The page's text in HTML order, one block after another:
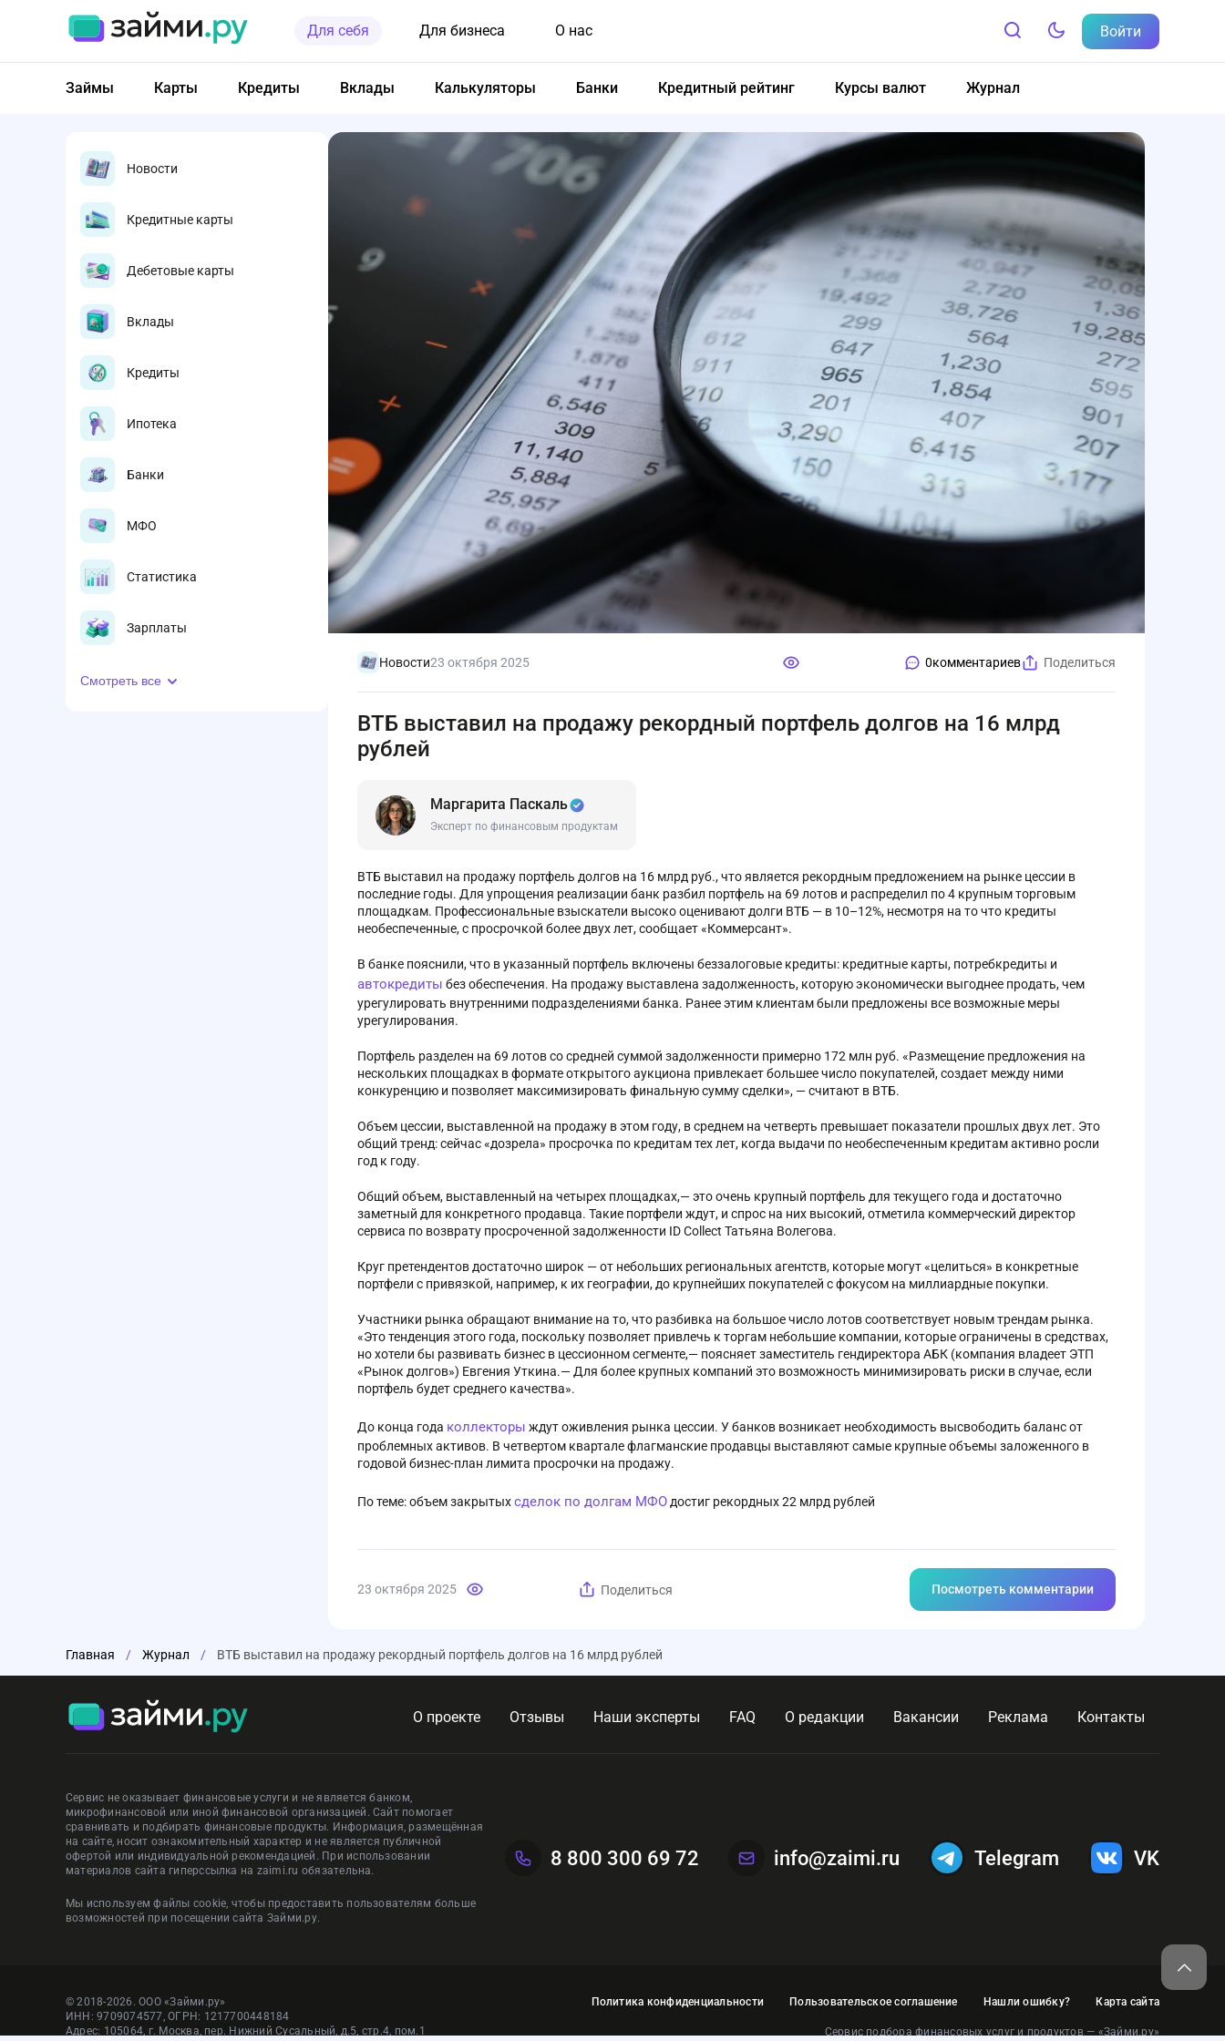
Для себя Для бизнеса О нас Войти
Займы Карты Кредиты Вклады Калькуляторы Банки Кредитный рейтинг Курсы валют Журнал
Новости
Кредитные карты
Дебетовые карты
Вклады
Кредиты
Ипотека
Банки
МФО
Статистика
Зарплаты
Смотреть все
Новости23 октября 2025 0комментариев Поделиться
ВТБ выставил на продажу рекордный портфель долгов на 16 млрд
рублей
Маргарита Паскаль
Эксперт по финансовым продуктам
ВТБ выставил на продажу портфель долгов на 16 млрд руб., что является рекордным предложением на рынке цессии в
последние годы. Для упрощения реализации банк разбил портфель на 69 лотов и распределил по 4 крупным торговым
площадкам. Профессиональные взыскатели высоко оценивают долги ВТБ — в 10–12%, несмотря на то что кредиты
необеспеченные, с просрочкой более двух лет, сообщает «Коммерсант».
В банке пояснили, что в указанный портфель включены беззалоговые кредиты: кредитные карты, потребкредиты и
автокредиты без обеспечения. На продажу выставлена задолженность, которую экономически выгоднее продать, чем
урегулировать внутренними подразделениями банка. Ранее этим клиентам были предложены все возможные меры
урегулирования.
Портфель разделен на 69 лотов со средней суммой задолженности примерно 172 млн руб. «Размещение предложения на
нескольких площадках в формате открытого аукциона привлекает большее число покупателей, создает между ними
конкуренцию и позволяет максимизировать финальную сумму сделки», — считают в ВТБ.
Объем цессии, выставленной на продажу в этом году, в среднем на четверть превышает показатели прошлых двух лет. Это
общий тренд: сейчас «дозрела» просрочка по кредитам тех лет, когда выдачи по необеспеченным кредитам активно росли
год к году.
Общий объем, выставленный на четырех площадках,— это очень крупный портфель для текущего года и достаточно
заметный для конкретного продавца. Такие портфели ждут, и спрос на них высокий, отметила коммерческий директор
сервиса по возврату просроченной задолженности ID Collect Татьяна Волегова.
Круг претендентов достаточно широк — от небольших региональных агентств, которые могут «целиться» в конкретные
портфели с привязкой, например, к их географии, до крупнейших покупателей с фокусом на миллиардные покупки.
Участники рынка обращают внимание на то, что разбивка на большое число лотов соответствует новым трендам рынка.
«Это тенденция этого года, поскольку позволяет привлечь к торгам небольшие компании, которые ограничены в средствах,
но хотели бы развивать бизнес в цессионном сегменте,— поясняет заместитель гендиректора АБК (компания владеет ЭТП
«Рынок долгов») Евгения Уткина.— Для более крупных компаний это возможность минимизировать риски в случае, если
портфель будет среднего качества».
До конца года коллекторы ждут оживления рынка цессии. У банков возникает необходимость высвободить баланс от
проблемных активов. В четвертом квартале флагманские продавцы выставляют самые крупные объемы заложенного в
годовой бизнес-план лимита просрочки на продажу.
По теме: объем закрытыхсделок по долгам МФО достиг рекордных 22 млрд рублей
23 октября 2025 Поделиться Посмотреть комментарии
Главная / Журнал / ВТБ выставил на продажу рекордный портфель долгов на 16 млрд рублей
О проекте Отзывы Наши эксперты FAQ О редакции Вакансии Реклама Контакты
Сервис не оказывает финансовые услуги и не является банком,
микрофинансовой или иной финансовой организацией. Сайт помогает
сравнивать и подбирать финансовые продукты. Информация, размещённая
на сайте, носит ознакомительный характер и не является публичной
офертой или индивидуальной рекомендацией. При использовании
материалов сайта гиперссылка на zaimi.ru обязательна.
Мы используем файлы cookie, чтобы предоставить пользователям больше
возможностей при посещении сайта Займи.ру.
8 800 300 69 72 info@zaimi.ru Telegram VK
© 2018-2026. ООО «Займи.ру»
ИНН: 9709074577, ОГРН: 1217700448184
Адрес: 105064, г. Москва, пер. Нижний Сусальный, д.5, стр.4, пом.1
Политика конфиденциальности Пользовательское соглашение Нашли ошибку? Карта сайта
Сервис подбора финансовых услуг и продуктов — «Займи.ру»